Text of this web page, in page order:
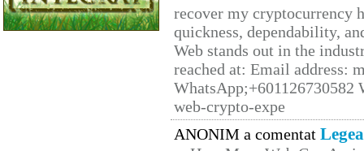
recover my cryptocurrency
quickness, dependability,
Web stands out in the
reached at: Email address:
web-crypto-expe
ANONIM a comentat